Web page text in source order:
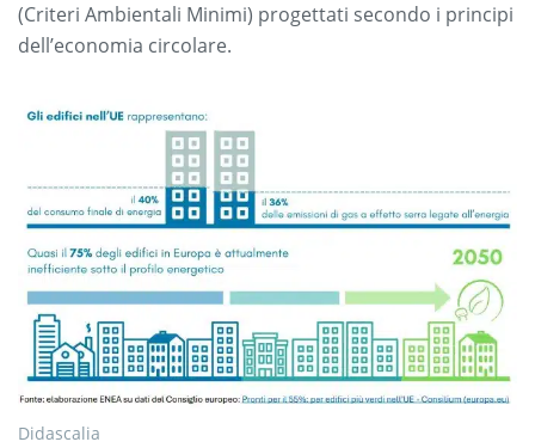
(Criteri Ambientali Minimi) progettati secondo i principi
dell’economia circolare.
Didascalia